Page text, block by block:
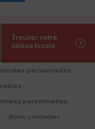
Trouver votre
caisse locale
personnelles
personnelles
Nous contacter